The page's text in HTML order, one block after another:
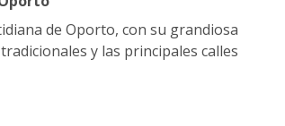
de Oporto, con su grandiosa
y las principales calles